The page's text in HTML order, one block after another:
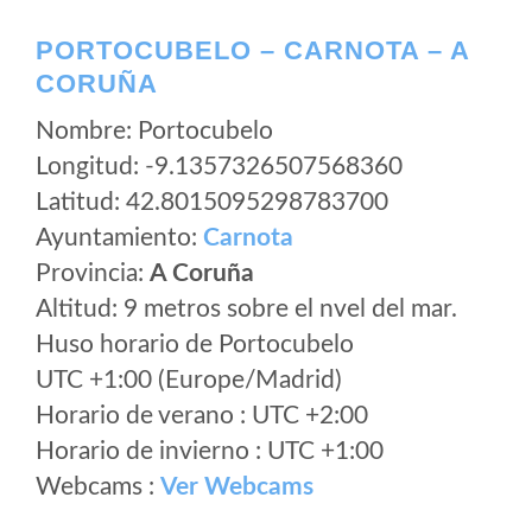
PORTOCUBELO – CARNOTA – A
CORUÑA
Nombre: Portocubelo
Longitud: -9.1357326507568360
Latitud: 42.8015095298783700
Ayuntamiento: Carnota
Provincia: A Coruña
Altitud: 9 metros sobre el nvel del mar.
Huso horario de Portocubelo
UTC +1:00 (Europe/Madrid)
Horario de verano : UTC +2:00
Horario de invierno : UTC +1:00
Webcams : Ver Webcams